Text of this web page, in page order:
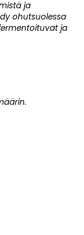
ja
ohutsuolessa
ja